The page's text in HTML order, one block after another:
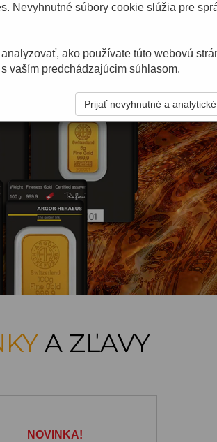
A ZĽAVY
NOVINKA!
Nevyhnutné súbory cookie slúžia pre
ako používate túto webovú
vaším predchádzajúcim súhlasom.
Prijať nevyhnutné a